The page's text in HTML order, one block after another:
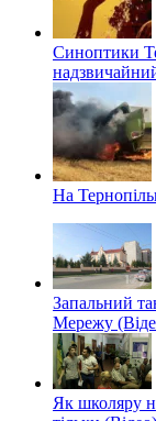
Синоптики
На
Запальний
Мережу
Як школяру